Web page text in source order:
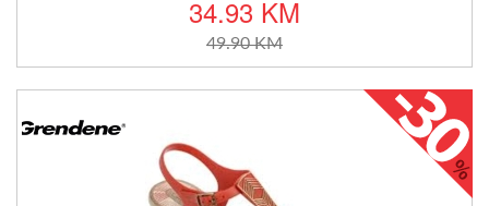
34.93 KM
49.90 KM